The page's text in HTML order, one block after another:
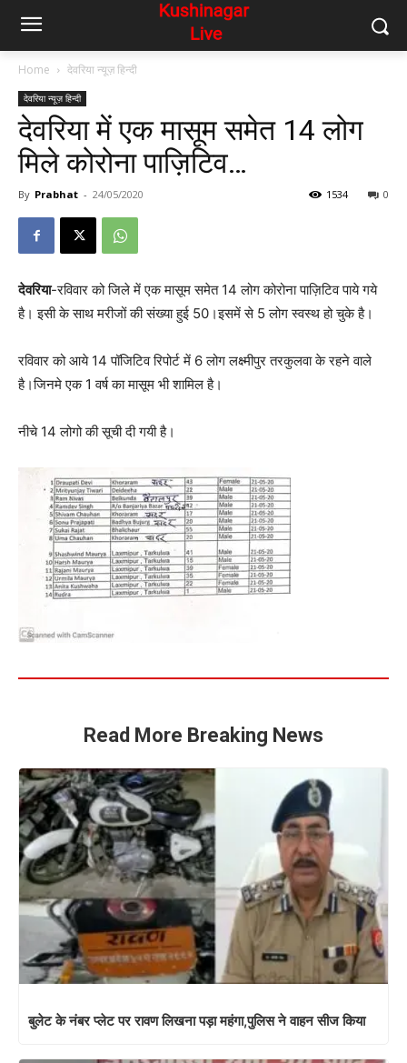
Home देवरिया न्यूज़ हिन्दी
देवरिया न्यूज़ हिन्दी
देवरिया में एक मासूम समेत 14 लोग
मिले कोरोना पाज़िटिव…
By Prabhat - 24/05/2020 0
1534
देवरिया-रविवार को जिले में एक मासूम समेत 14 लोग कोरोना पाज़िटिव पाये गये
है। इसी के साथ मरीजों की संख्या हुई 50।इसमें से 5 लोग स्वस्थ हो चुके है।
रविवार को आये 14 पॉजिटिव रिपोर्ट में 6 लोग लक्ष्मीपुर तरकुलवा के रहने वाले
है।जिनमे एक 1 वर्ष का मासूम भी शामिल है।
नीचे 14 लोगो की सूची दी गयी है।
Read More Breaking News
बुलेट के नंबर प्लेट पर रावण लिखना पड़ा महंगा,पुलिस ने वाहन सीज किया